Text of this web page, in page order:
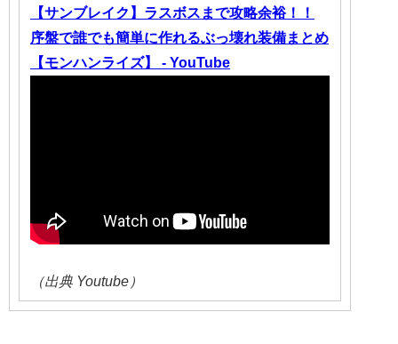
【サンブレイク】ラスボスまで攻略余裕！！
序盤で誰でも簡単に作れるぶっ壊れ装備まとめ
【モンハンライズ】 - YouTube
（出典 Youtube）